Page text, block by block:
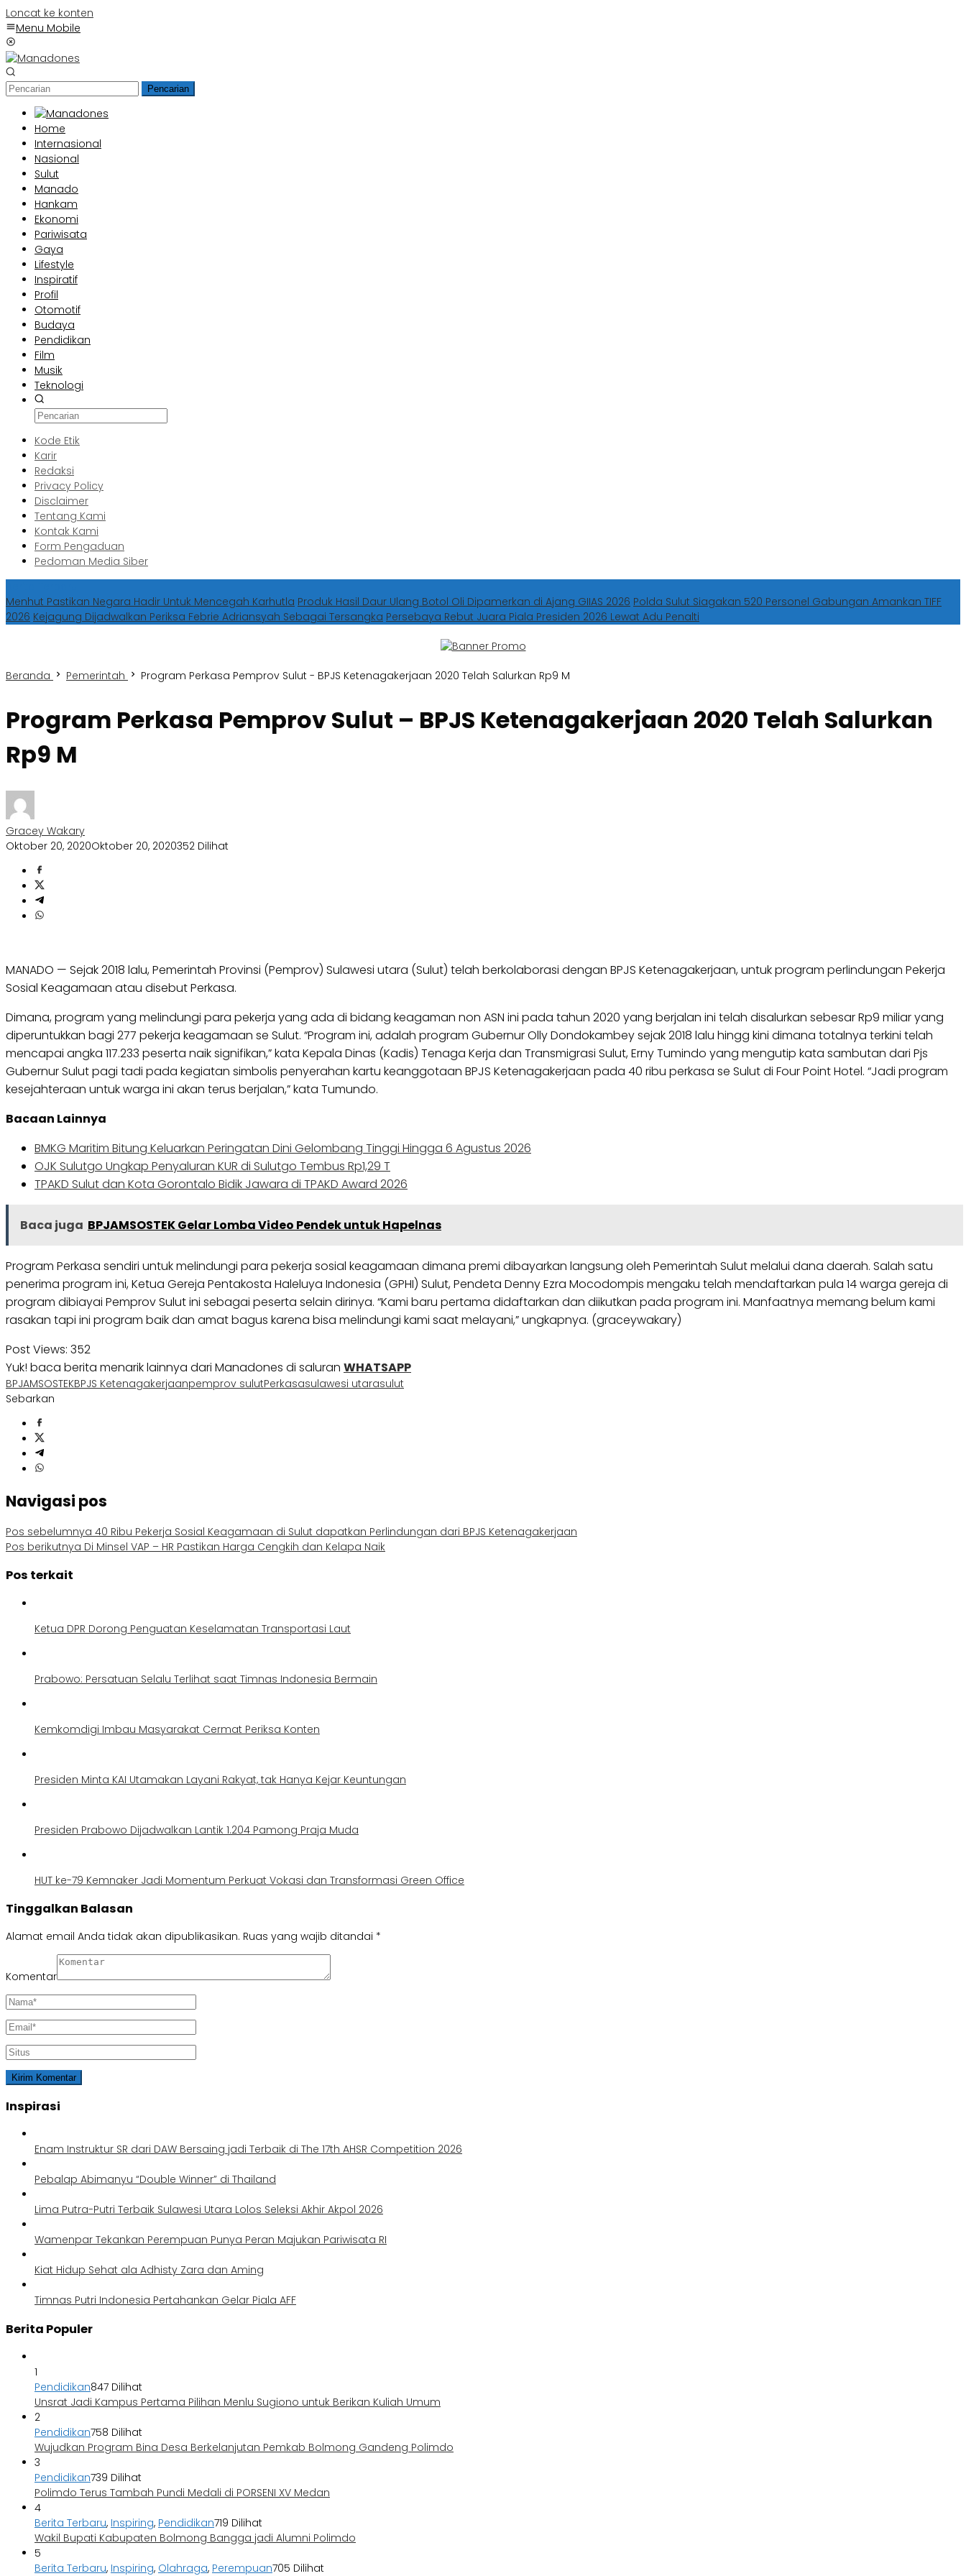
Loncat ke konten
Menu Mobile
Pencarian
Home
Internasional
Nasional
Sulut
Manado
Hankam
Ekonomi
Pariwisata
Gaya
Lifestyle
Inspiratif
Profil
Otomotif
Budaya
Pendidikan
Film
Musik
Teknologi
Kode Etik
Karir
Redaksi
Privacy Policy
Disclaimer
Tentang Kami
Kontak Kami
Form Pengaduan
Pedoman Media Siber
Menhut Pastikan Negara Hadir Untuk Mencegah Karhutla Produk Hasil Daur Ulang Botol Oli Dipamerkan di Ajang GIIAS 2026 Polda Sulut Siagakan 520 Personel Gabungan Amankan TIFF
2026 Kejagung Dijadwalkan Periksa Febrie Adriansyah Sebagai Tersangka Persebaya Rebut Juara Piala Presiden 2026 Lewat Adu Penalti
Beranda Pemerintah Program Perkasa Pemprov Sulut - BPJS Ketenagakerjaan 2020 Telah Salurkan Rp9 M
Program Perkasa Pemprov Sulut – BPJS Ketenagakerjaan 2020 Telah Salurkan
Rp9 M
Gracey Wakary
Oktober 20, 2020Oktober 20, 2020352 Dilihat
MANADO — Sejak 2018 lalu, Pemerintah Provinsi (Pemprov) Sulawesi utara (Sulut) telah berkolaborasi dengan BPJS Ketenagakerjaan, untuk program perlindungan Pekerja
Sosial Keagamaan atau disebut Perkasa.
Dimana, program yang melindungi para pekerja yang ada di bidang keagaman non ASN ini pada tahun 2020 yang berjalan ini telah disalurkan sebesar Rp9 miliar yang
diperuntukkan bagi 277 pekerja keagamaan se Sulut. “Program ini, adalah program Gubernur Olly Dondokambey sejak 2018 lalu hingg kini dimana totalnya terkini telah
mencapai angka 117.233 peserta naik signifikan,” kata Kepala Dinas (Kadis) Tenaga Kerja dan Transmigrasi Sulut, Erny Tumindo yang mengutip kata sambutan dari Pjs
Gubernur Sulut pagi tadi pada kegiatan simbolis penyerahan kartu keanggotaan BPJS Ketenagakerjaan pada 40 ribu perkasa se Sulut di Four Point Hotel. “Jadi program
kesejahteraan untuk warga ini akan terus berjalan,” kata Tumundo.
Bacaan Lainnya
BMKG Maritim Bitung Keluarkan Peringatan Dini Gelombang Tinggi Hingga 6 Agustus 2026
OJK Sulutgo Ungkap Penyaluran KUR di Sulutgo Tembus Rp1,29 T
TPAKD Sulut dan Kota Gorontalo Bidik Jawara di TPAKD Award 2026
Baca juga BPJAMSOSTEK Gelar Lomba Video Pendek untuk Hapelnas
Program Perkasa sendiri untuk melindungi para pekerja sosial keagamaan dimana premi dibayarkan langsung oleh Pemerintah Sulut melalui dana daerah. Salah satu
penerima program ini, Ketua Gereja Pentakosta Haleluya Indonesia (GPHI) Sulut, Pendeta Denny Ezra Mocodompis mengaku telah mendaftarkan pula 14 warga gereja di
program dibiayai Pemprov Sulut ini sebagai peserta selain dirinya. “Kami baru pertama didaftarkan dan diikutkan pada program ini. Manfaatnya memang belum kami
rasakan tapi ini program baik dan amat bagus karena bisa melindungi kami saat melayani,” ungkapnya. (graceywakary)
Post Views: 352
Yuk! baca berita menarik lainnya dari Manadones di saluran WHATSAPP
BPJAMSOSTEKBPJS Ketenagakerjaanpemprov sulutPerkasasulawesi utarasulut
Sebarkan
Navigasi pos
Pos sebelumnya 40 Ribu Pekerja Sosial Keagamaan di Sulut dapatkan Perlindungan dari BPJS Ketenagakerjaan
Pos berikutnya Di Minsel VAP – HR Pastikan Harga Cengkih dan Kelapa Naik
Pos terkait
Ketua DPR Dorong Penguatan Keselamatan Transportasi Laut
Prabowo: Persatuan Selalu Terlihat saat Timnas Indonesia Bermain
Kemkomdigi Imbau Masyarakat Cermat Periksa Konten
Presiden Minta KAI Utamakan Layani Rakyat, tak Hanya Kejar Keuntungan
Presiden Prabowo Dijadwalkan Lantik 1.204 Pamong Praja Muda
HUT ke-79 Kemnaker Jadi Momentum Perkuat Vokasi dan Transformasi Green Office
Tinggalkan Balasan
Alamat email Anda tidak akan dipublikasikan. Ruas yang wajib ditandai *
Komentar
Inspirasi
Enam Instruktur SR dari DAW Bersaing jadi Terbaik di The 17th AHSR Competition 2026
Pebalap Abimanyu “Double Winner” di Thailand
Lima Putra-Putri Terbaik Sulawesi Utara Lolos Seleksi Akhir Akpol 2026
Wamenpar Tekankan Perempuan Punya Peran Majukan Pariwisata RI
Kiat Hidup Sehat ala Adhisty Zara dan Aming
Timnas Putri Indonesia Pertahankan Gelar Piala AFF
Berita Populer
1
Pendidikan847 Dilihat
Unsrat Jadi Kampus Pertama Pilihan Menlu Sugiono untuk Berikan Kuliah Umum
2
Pendidikan758 Dilihat
Wujudkan Program Bina Desa Berkelanjutan Pemkab Bolmong Gandeng Polimdo
3
Pendidikan739 Dilihat
Polimdo Terus Tambah Pundi Medali di PORSENI XV Medan
4
Berita Terbaru, Inspiring, Pendidikan719 Dilihat
Wakil Bupati Kabupaten Bolmong Bangga jadi Alumni Polimdo
5
Berita Terbaru, Inspiring, Olahraga, Perempuan705 Dilihat